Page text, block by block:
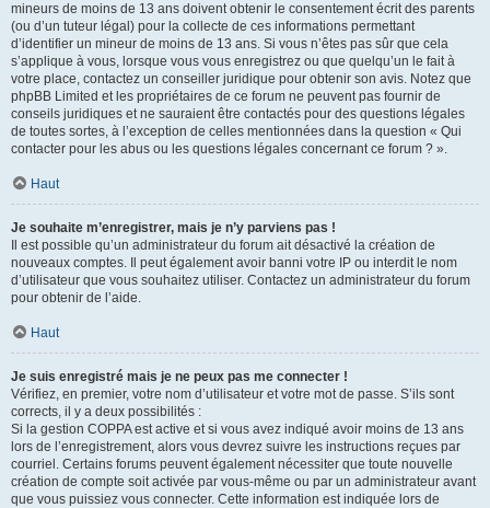
mineurs de moins de 13 ans doivent obtenir le consentement écrit des parents
(ou d’un tuteur légal) pour la collecte de ces informations permettant
d’identifier un mineur de moins de 13 ans. Si vous n’êtes pas sûr que cela
s’applique à vous, lorsque vous vous enregistrez ou que quelqu’un le fait à
votre place, contactez un conseiller juridique pour obtenir son avis. Notez que
phpBB Limited et les propriétaires de ce forum ne peuvent pas fournir de
conseils juridiques et ne sauraient être contactés pour des questions légales
de toutes sortes, à l’exception de celles mentionnées dans la question « Qui
contacter pour les abus ou les questions légales concernant ce forum ? ».
Haut
Je souhaite m’enregistrer, mais je n’y parviens pas !
Il est possible qu’un administrateur du forum ait désactivé la création de
nouveaux comptes. Il peut également avoir banni votre IP ou interdit le nom
d’utilisateur que vous souhaitez utiliser. Contactez un administrateur du forum
pour obtenir de l’aide.
Haut
Je suis enregistré mais je ne peux pas me connecter !
Vérifiez, en premier, votre nom d’utilisateur et votre mot de passe. S’ils sont
corrects, il y a deux possibilités :
Si la gestion COPPA est active et si vous avez indiqué avoir moins de 13 ans
lors de l’enregistrement, alors vous devrez suivre les instructions reçues par
courriel. Certains forums peuvent également nécessiter que toute nouvelle
création de compte soit activée par vous-même ou par un administrateur avant
que vous puissiez vous connecter. Cette information est indiquée lors de